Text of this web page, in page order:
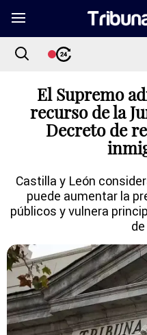
El Supremo
recurso de la
Decreto de
Castilla y León
puede aumentar la
públicos y vulnera